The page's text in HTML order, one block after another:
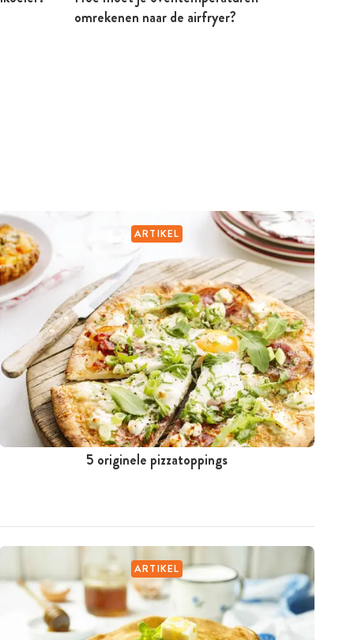
omrekenen naar de airfryer?
ARTIKEL
5 originele pizzatoppings
ARTIKEL